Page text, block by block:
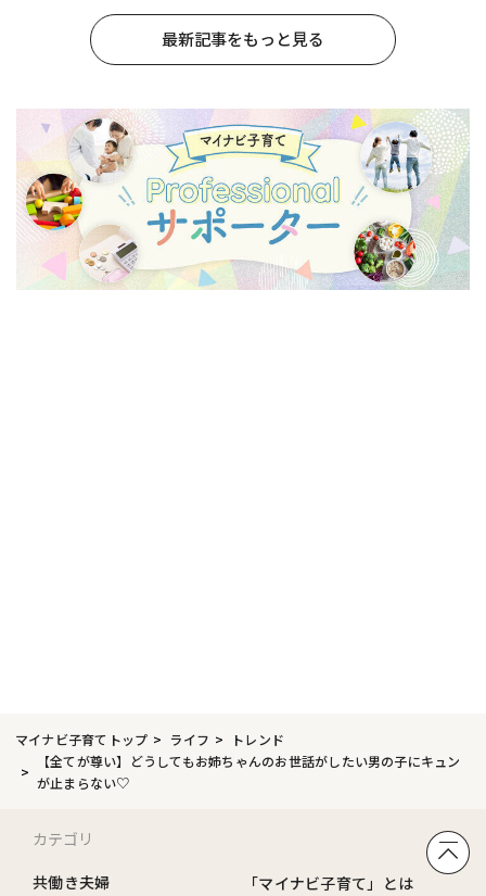
最新記事をもっと見る
マイナビ子育てトップ ライフ
トレンド
【全てが尊い】どうしてもお姉ちゃんのお世話がしたい男の子にキュン
が止まらない♡
カテゴリ
共働き夫婦
「マイナビ子育て」とは